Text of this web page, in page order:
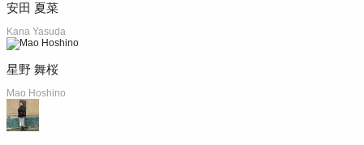
安田 夏菜
Kana Yasuda
星野 舞桜
Mao Hoshino